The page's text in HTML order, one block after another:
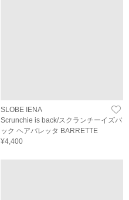
SLOBE IENA
Scrunchie is back/スクランチーイズバ
ック ヘアバレッタ BARRETTE
¥4,400